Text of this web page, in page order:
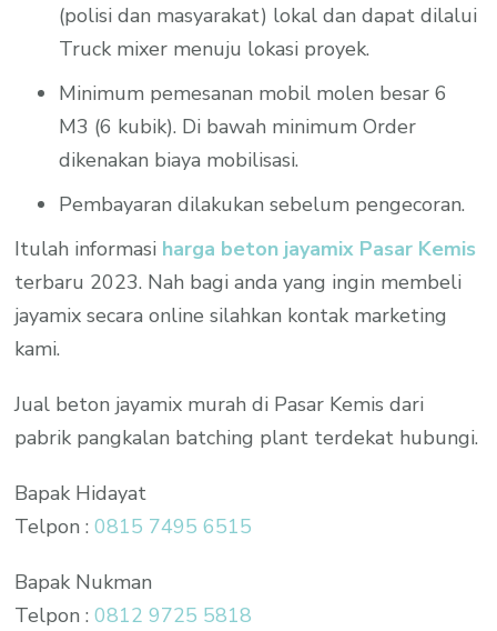
(polisi dan masyarakat) lokal dan dapat dilalui
Truck mixer menuju lokasi proyek.
Minimum pemesanan mobil molen besar 6
M3 (6 kubik). Di bawah minimum Order
dikenakan biaya mobilisasi.
Pembayaran dilakukan sebelum pengecoran.
Itulah informasi harga beton jayamix Pasar Kemis
terbaru 2023. Nah bagi anda yang ingin membeli
jayamix secara online silahkan kontak marketing
kami.
Jual beton jayamix murah di Pasar Kemis dari
pabrik pangkalan batching plant terdekat hubungi.
Bapak Hidayat
Telpon :0815 7495 6515
Bapak Nukman
Telpon :0812 9725 5818